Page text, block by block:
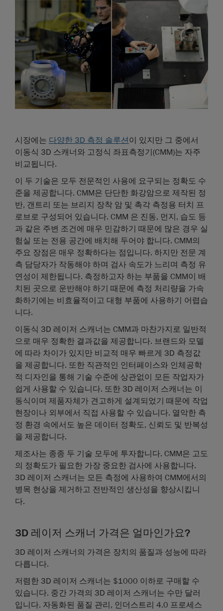
시장에는 다양한 3D 측정 솔루션이 있지만 그 중에서
이동식 3D 스캐너와 고정식 좌표측정기(CMM)는 자주
비교됩니다.
이 두 기술은 모두 전문적인 사용에 요구되는 정확도 수
준을 제공합니다. CMM은 단단한 화강암으로 제작된 정
반, 갠트리 또는 브리지 장착 암 및 촉각 측정용 터치 프
로브로 구성되어 있습니다. CMM 은 진동, 먼지, 습도 등
과 같은 주변 조건에 매우 민감하기 때문에 많은 경우 실
험실 또는 전용 공간에 배치해 두어야 합니다. CMM의
주요 장점은 매우 정확하다는 점입니다. 하지만 전문 계
측 담당자가 작동해야 하며 검사 속도가 느리며 측정 유
연성이 제한됩니다. 측정하고자 하는 부품을 CMM이 배
치된 곳으로 운반해야 하기 때문에 측정 처리량을 가속
화하기에는 비효율적이고 대형 부품에 사용하기 어렵습
니다.
이동식 3D 레이저 스캐너는 CMM과 마찬가지로 일반적
으로 매우 정확한 결과값을 제공합니다. 브랜드와 모델
에 따라 차이가 있지만 비교적 매우 빠르게 3D 측정값
을 제공합니다. 또한 직관적인 인터페이스와 인체공학
적 디자인을 통해 기술 수준에 상관없이 모든 작업자가
쉽게 사용할 수 있습니다. 또한 3D 레이저 스캐너는 이
동식이며 제품자체가 견고하게 설계되었기 때문에 작업
현장이나 외부에서 직접 사용할 수 있습니다. 열악한 측
정 환경 속에서도 높은 데이터 정확도, 신뢰도 및 반복성
을 제공합니다.
제조사는 종종 두 기술 모두에 투자합니다. CMM은 고도
의 정확도가 필요한 가장 중요한 검사에 사용합니다.
3D 레이저 스캐너는 모든 측정에 사용하여 CMM에서의
병목 현상을 제거하고 전반적인 생산성을 향상시킵니
다.
3D 레이저 스캐너 가격은 얼마인가요?
3D 레이저 스캐너의 가격은 장치의 품질과 성능에 따라
다릅니다.
저렴한 3D 레이저 스캐너는 $1000 이하로 구매할 수
있습니다. 중간 가격의 3D 레이저 스캐너는 수만 달러
입니다. 자동화된 품질 관리, 인더스트리 4.0 프로세스